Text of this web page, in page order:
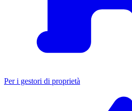
Per i gestori di proprietà